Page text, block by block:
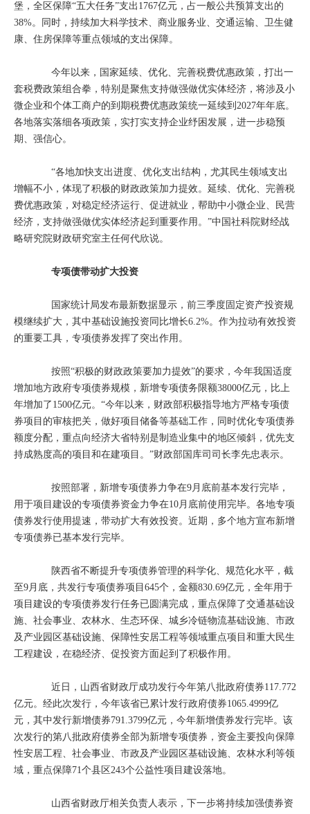
堡，全区保障“五大任务”支出1767亿元，占一般公共预算支出的
38%。同时，持续加大科学技术、商业服务业、交通运输、卫生健
康、住房保障等重点领域的支出保障。
今年以来，国家延续、优化、完善税费优惠政策，打出一
套税费政策组合拳，特别是聚焦支持做强做优实体经济，将涉及小
微企业和个体工商户的到期税费优惠政策统一延续到2027年年底。
各地落实落细各项政策，实打实支持企业纾困发展，进一步稳预
期、强信心。
“各地加快支出进度、优化支出结构，尤其民生领域支出
增幅不小，体现了积极的财政政策加力提效。延续、优化、完善税
费优惠政策，对稳定经济运行、促进就业，帮助中小微企业、民营
经济，支持做强做优实体经济起到重要作用。”中国社科院财经战
略研究院财政研究室主任何代欣说。
专项债带动扩大投资
国家统计局发布最新数据显示，前三季度固定资产投资规
模继续扩大，其中基础设施投资同比增长6.2%。作为拉动有效投资
的重要工具，专项债券发挥了突出作用。
按照“积极的财政政策要加力提效”的要求，今年我国适度
增加地方政府专项债券规模，新增专项债务限额38000亿元，比上
年增加了1500亿元。“今年以来，财政部积极指导地方严格专项债
券项目的审核把关，做好项目储备等基础工作，同时优化专项债券
额度分配，重点向经济大省特别是制造业集中的地区倾斜，优先支
持成熟度高的项目和在建项目。”财政部国库司司长李先忠表示。
按照部署，新增专项债券力争在9月底前基本发行完毕，
用于项目建设的专项债券资金力争在10月底前使用完毕。各地专项
债券发行使用提速，带动扩大有效投资。近期，多个地方宣布新增
专项债券已基本发行完毕。
陕西省不断提升专项债券管理的科学化、规范化水平，截
至9月底，共发行专项债券项目645个，金额830.69亿元，全年用于
项目建设的专项债券发行任务已圆满完成，重点保障了交通基础设
施、社会事业、农林水、生态环保、城乡冷链物流基础设施、市政
及产业园区基础设施、保障性安居工程等领域重点项目和重大民生
工程建设，在稳经济、促投资方面起到了积极作用。
近日，山西省财政厅成功发行今年第八批政府债券117.772
亿元。经此次发行，今年该省已累计发行政府债券1065.4999亿
元，其中发行新增债券791.3799亿元，今年新增债券发行完毕。该
次发行的第八批政府债券全部为新增专项债券，资金主要投向保障
性安居工程、社会事业、市政及产业园区基础设施、农林水利等领
域，重点保障71个县区243个公益性项目建设落地。
山西省财政厅相关负责人表示，下一步将持续加强债券资